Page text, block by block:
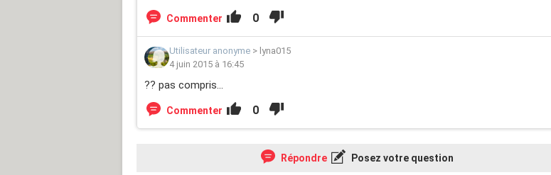
Commenter 0
Utilisateur anonyme > lyna015
4 juin 2015 à 16:45
?? pas compris...
Commenter 0
Répondre Posez votre question